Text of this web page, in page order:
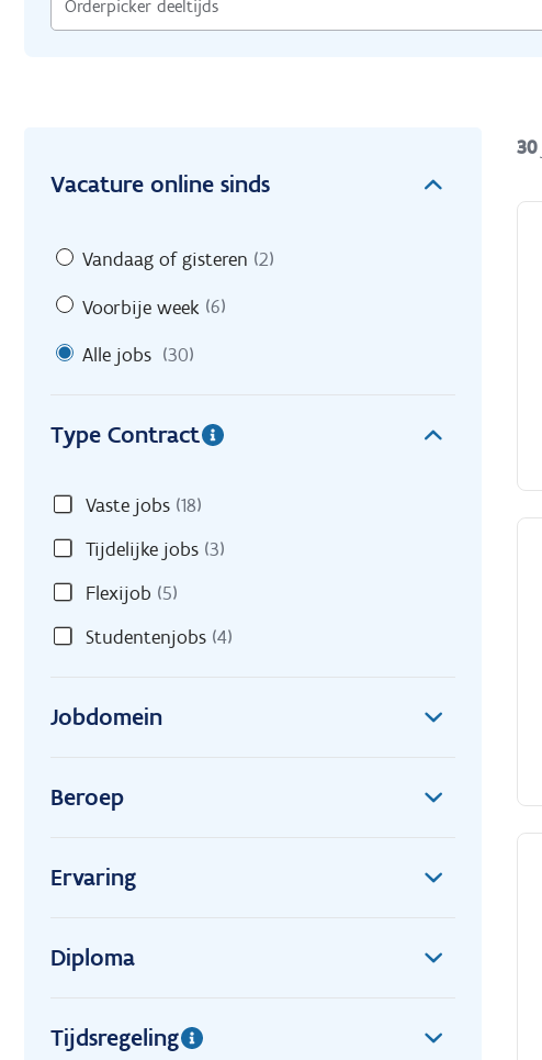
Vacature online sinds
Vandaag of gisteren (2)
Voorbije week (6)
Alle jobs (30)
Type Contract
Vaste jobs (18)
Tijdelijke jobs (3)
Flexijob (5)
Studentenjobs (4)
Jobdomein
Beroep
Ervaring
Diploma
Tijdsregeling
30